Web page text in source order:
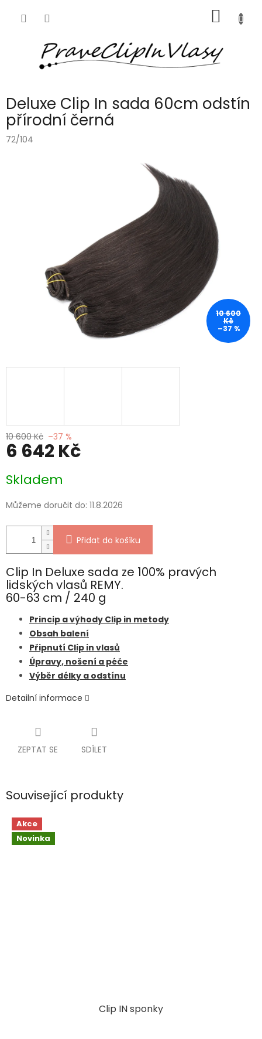
KOŠÍK
Deluxe Clip In sada 60cm odstín
přírodní černá
72/104
10 600
Kč
–37 %
10 600 Kč –37 %
6 642 Kč
cena:
Skladem
Můžeme doručit do: 11.8.2026
Přidat do košíku
Clip In Deluxe sada ze 100% pravých
lidských vlasů REMY.
60-63 cm / 240 g
Princip a výhody Clip in metody
Obsah balení
Připnutí Clip in vlasů
Úpravy, nošení a péče
Výběr délky a odstínu
Detailní informace
ZEPTAT SE SDÍLET
Související produkty
Akce
Novinka
Clip IN sponky